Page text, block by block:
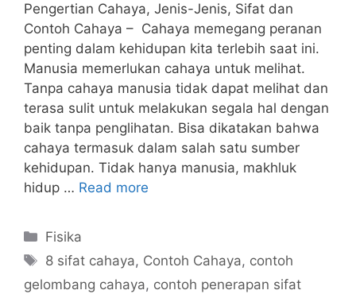
Pengertian Cahaya, Jenis-Jenis, Sifat dan
Contoh Cahaya – Cahaya memegang peranan
penting dalam kehidupan kita terlebih saat ini.
Manusia memerlukan cahaya untuk melihat.
Tanpa cahaya manusia tidak dapat melihat dan
terasa sulit untuk melakukan segala hal dengan
baik tanpa penglihatan. Bisa dikatakan bahwa
cahaya termasuk dalam salah satu sumber
kehidupan. Tidak hanya manusia, makhluk
hidup … Read more
Categories
Fisika
Tags
8 sifat cahaya, Contoh Cahaya, contoh
gelombang cahaya, contoh penerapan sifat